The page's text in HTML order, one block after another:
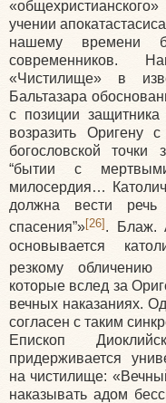
учении
нашему времени
современников.
«Чистилище» в
Бальтазара
с позиции
возразить Оригену с
богословской
“бытии с
милосердия…
должна вести речь
спасения”»[26]. Блаж.
основывается
резкому обличению
которые вслед за
вечных наказаниях.
согласен с таким
Епископ
придерживается
на чистилище:
наказывать адом